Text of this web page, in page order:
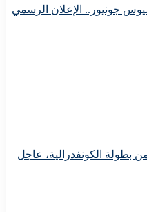
جونيور.. الإعلان الرسمي